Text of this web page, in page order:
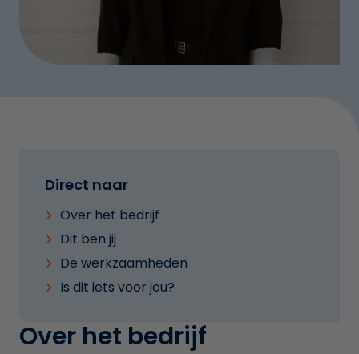
Direct naar
Over het bedrijf
Dit ben jij
De werkzaamheden
Is dit iets voor jou?
Over het bedrijf